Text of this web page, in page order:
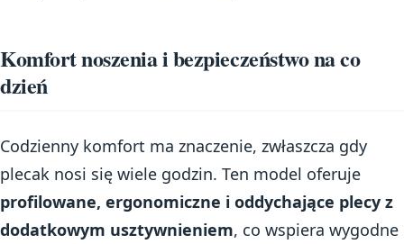
Komfort noszenia i bezpieczeństwo na co
dzień
Codzienny komfort ma znaczenie, zwłaszcza gdy
plecak nosi się wiele godzin. Ten model oferuje
profilowane, ergonomiczne i oddychające plecy z
dodatkowym usztywnieniem, co wspiera wygodne